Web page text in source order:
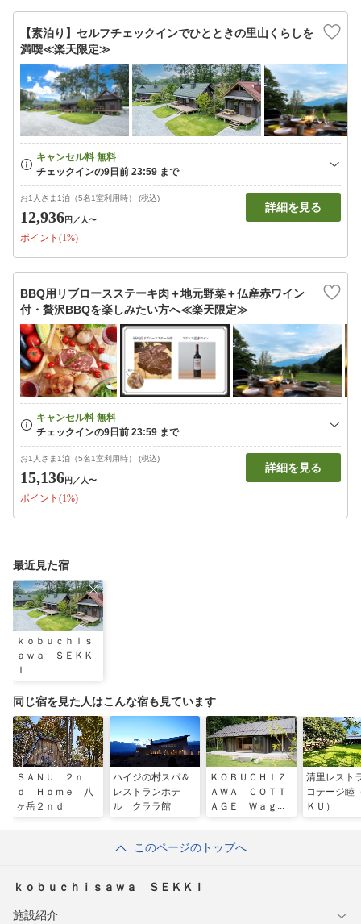
【素泊り】セルフチェックインでひとときの里山くらしを
満喫≪楽天限定≫
お1人さま1泊（5名1室利用時） (税込)
12,936円 ／人〜
ポイント(1%)
詳細を見る
BBQ用リブロースステーキ肉＋地元野菜＋仏産赤ワイン
付・贅沢BBQを楽しみたい方へ≪楽天限定≫
お1人さま1泊（5名1室利用時） (税込)
15,136円 ／人〜
ポイント(1%)
詳細を見る
最近見た宿
ｋｏｂｕｃｈｉｓ
ａｗａ ＳＥＫＫ
Ｉ
同じ宿を見た人はこんな宿も見ています
ＳＡＮＵ ２ｎ
ｄ Ｈｏｍｅ 八
ヶ岳２ｎｄ
ハイジの村スパ＆
レストランホテ
ル クララ館
ＫＯＢＵＣＨＩＺ
ＡＷＡ ＣＯＴＴ
ＡＧＥ Ｗａｇａ
清里レスト
コテージ睦
ＫＵ）
このページのトップへ
ｋｏｂｕｃｈｉｓａｗａ ＳＥＫＫＩ
施設紹介